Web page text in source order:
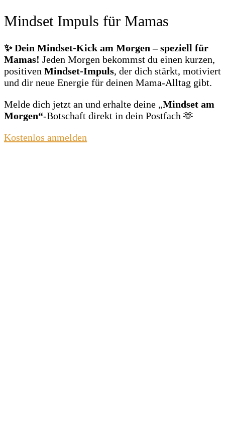
Mindset Impuls für Mamas
✨ Dein Mindset‑Kick am Morgen – speziell für
Mamas! Jeden Morgen bekommst du einen kurzen,
positiven Mindset‑Impuls, der dich stärkt, motiviert
und dir neue Energie für deinen Mama‑Alltag gibt.
Melde dich jetzt an und erhalte deine „Mindset am
Morgen“‑Botschaft direkt in dein Postfach 🫶
Kostenlos anmelden